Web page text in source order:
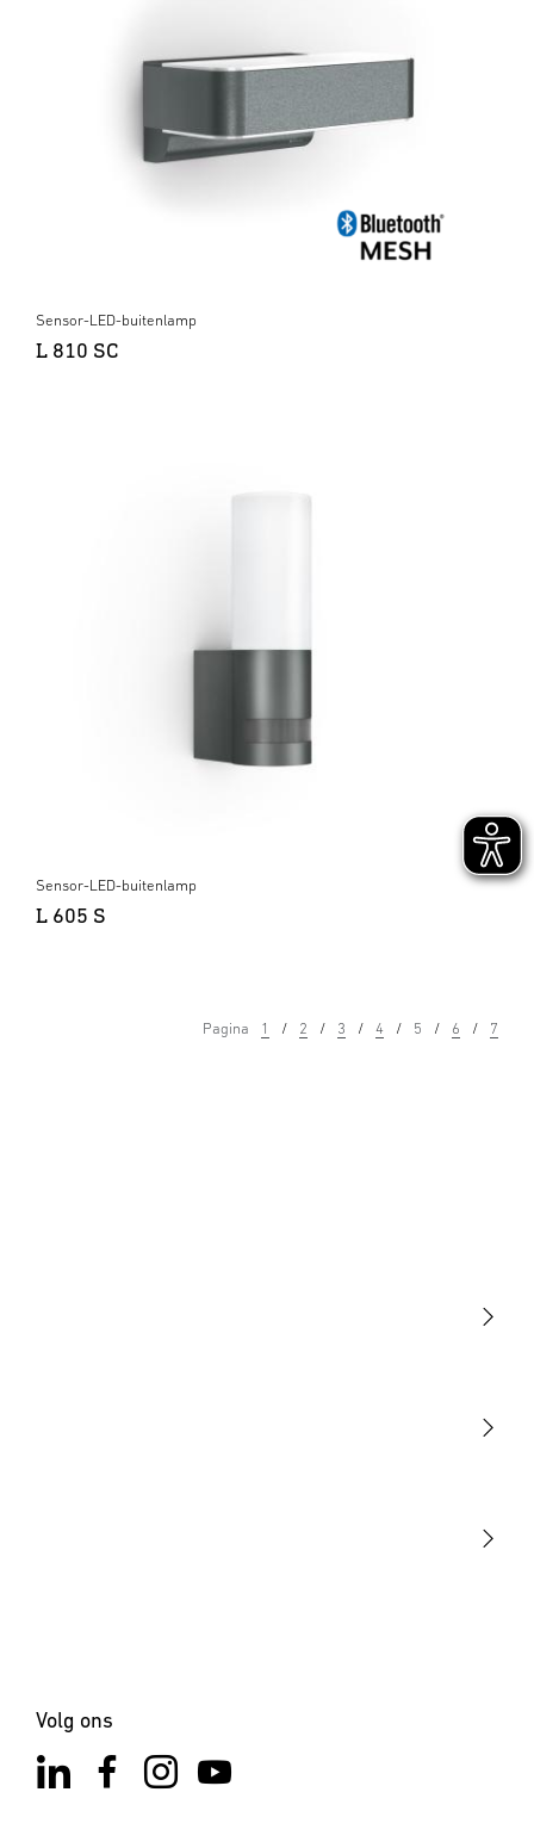
Sensor-LED-buitenlamp
L 810 SC
Sensor-LED-buitenlamp
L 605 S
Pagina 1 2 3 4 5 6 7
Volg ons